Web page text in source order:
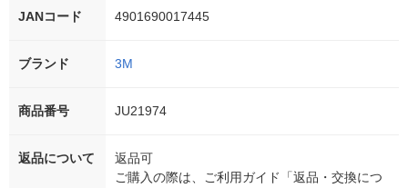
JANコード 4901690017445
ブランド 3M
商品番号 JU21974
返品について
返品可
ご購入の際は、ご利用ガイド「返品・交換につ